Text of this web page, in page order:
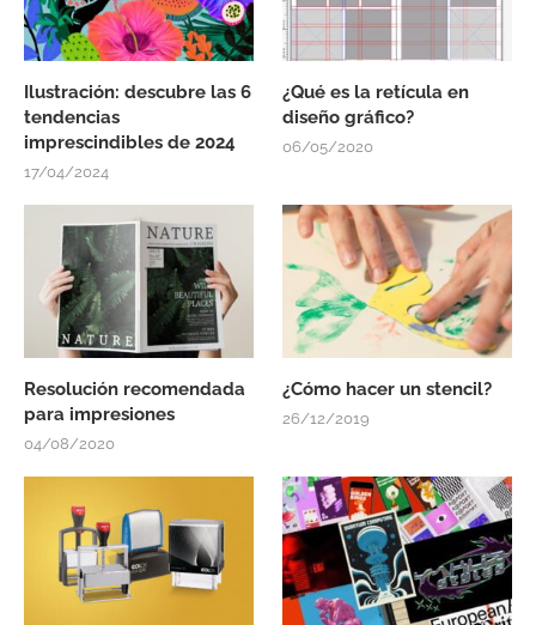
Ilustración: descubre las 6
tendencias
imprescindibles de 2024
17/04/2024
¿Qué es la retícula en
diseño gráfico?
06/05/2020
Resolución recomendada
para impresiones
04/08/2020
¿Cómo hacer un stencil?
26/12/2019